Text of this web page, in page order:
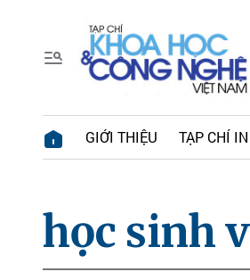
GIỚI THIỆU TẠP CHÍ IN
học sinh